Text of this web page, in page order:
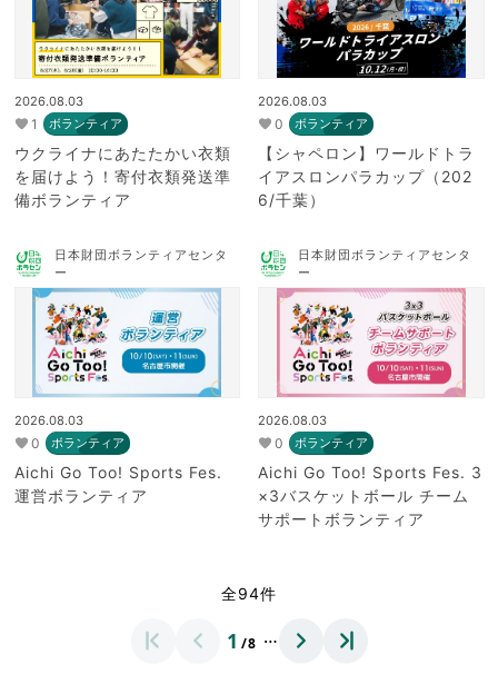
2026.08.03
1 ボランティア
ウクライナにあたたかい衣類
を届けよう！寄付衣類発送準
備ボランティア
2026.08.03
0 ボランティア
【シャペロン】ワールドトラ
イアスロンパラカップ（202
6/千葉）
日本財団ボランティアセンタ
ー
2026.08.03
0 ボランティア
Aichi Go Too! Sports Fes.
運営ボランティア
日本財団ボランティアセンタ
ー
2026.08.03
0 ボランティア
Aichi Go Too! Sports Fes. 3
×3バスケットボール チーム
サポートボランティア
全94件
1 /8 …